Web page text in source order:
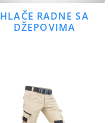
HLAČE RADNE SA
DŽEPOVIMA